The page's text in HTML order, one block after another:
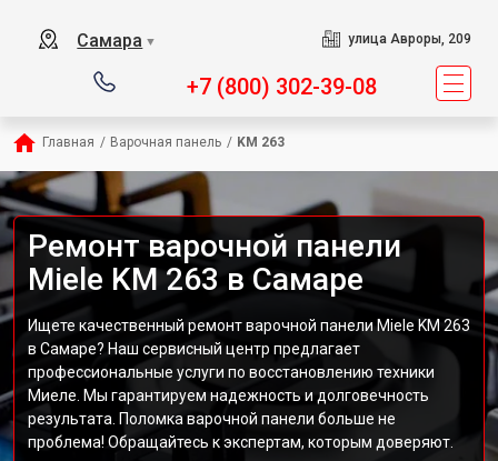
Самара ▼ улица Авроры, 209
+7 (800) 302-39-08
Главная / Варочная панель / KM 263
Ремонт варочной панели
Miele KM 263 в Самаре
Ищете качественный ремонт варочной панели Miele KM 263
в Самаре? Наш сервисный центр предлагает
профессиональные услуги по восстановлению техники
Миеле. Мы гарантируем надежность и долговечность
результата. Поломка варочной панели больше не
проблема! Обращайтесь к экспертам, которым доверяют.